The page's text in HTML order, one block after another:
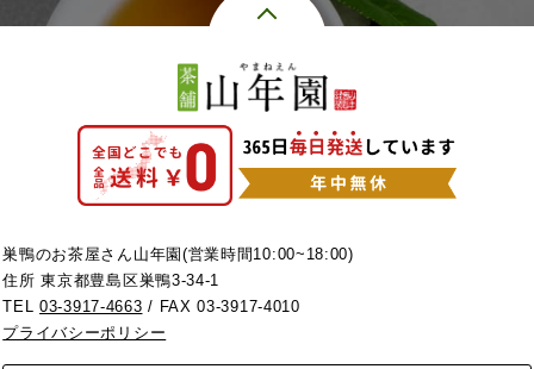
巣鴨のお茶屋さん山年園(営業時間10:00~18:00)
住所 東京都豊島区巣鴨3-34-1
TEL03-3917-4663 / FAX 03-3917-4010
プライバシーポリシー